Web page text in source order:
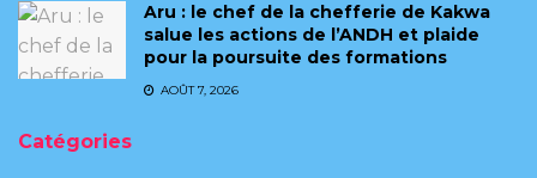
Aru : le chef de la chefferie de Kakwa
salue les actions de l’ANDH et plaide
pour la poursuite des formations
AOÛT 7, 2026
Catégories